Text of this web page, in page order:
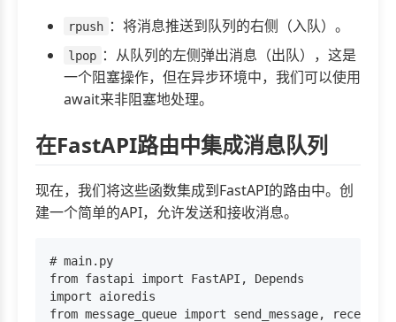
rpush ：将消息推送到队列的右侧（入队）。
lpop ：从队列的左侧弹出消息（出队），这是
一个阻塞操作，但在异步环境中，我们可以使用
await来非阻塞地处理。
在FastAPI路由中集成消息队列
现在，我们将这些函数集成到FastAPI的路由中。创
建一个简单的API，允许发送和接收消息。
# main.py
from fastapi import FastAPI, Depends
import aioredis
from message_queue import send_message,